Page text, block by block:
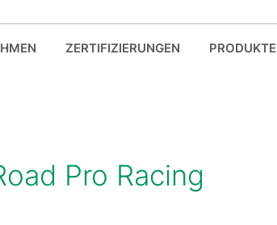
ZERTIFIZIERUNGEN PRODUKTE
Pro Racing